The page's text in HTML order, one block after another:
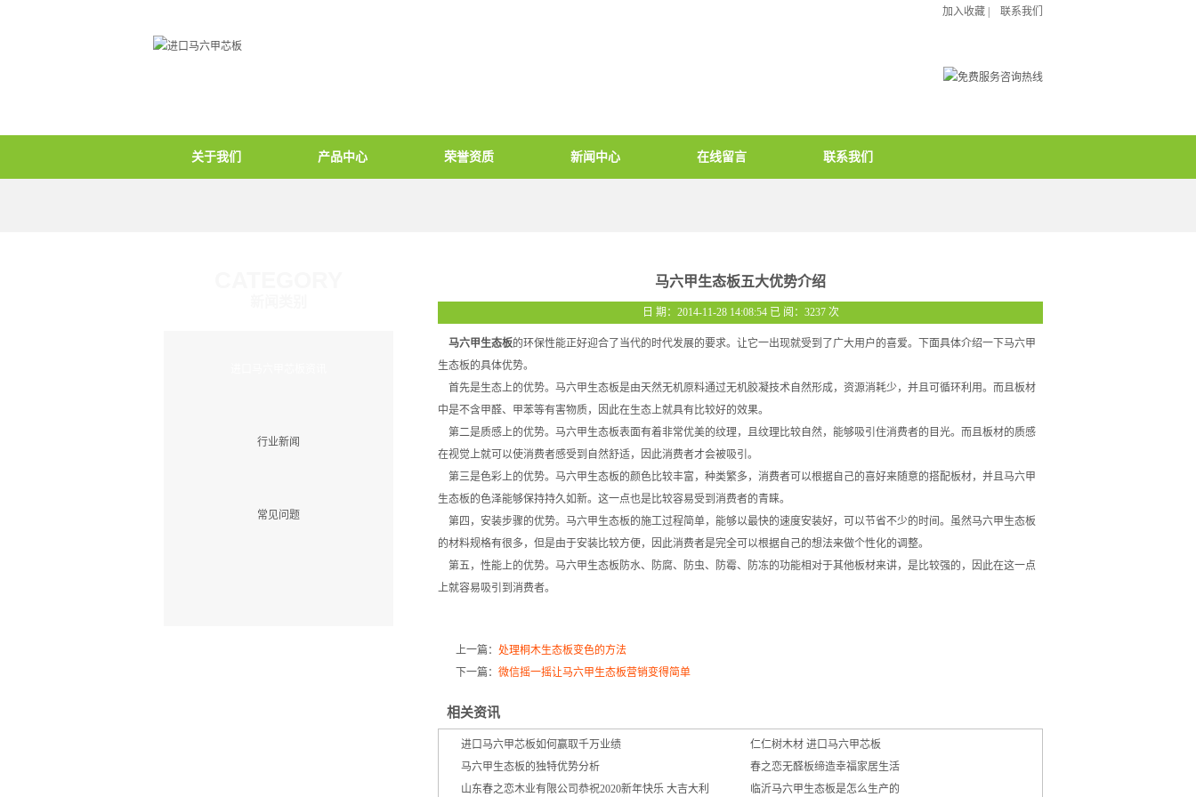
加入收藏 联系我们
关于我们 产品中心 荣誉资质 新闻中心 在线留言 联系我们
马六甲生态板五大优势介绍
日 期：2014-11-28 14:08:54 已 阅：3237 次
马六甲生态板的环保性能正好迎合了当代的时代发展的要求。让它一出现就受到了广大用户的喜爱。下面具体介绍一下马六甲
生态板的具体优势。
首先是生态上的优势。马六甲生态板是由天然无机原料通过无机胶凝技术自然形成，资源消耗少，并且可循环利用。而且板材
中是不含甲醛、甲苯等有害物质，因此在生态上就具有比较好的效果。
第二是质感上的优势。马六甲生态板表面有着非常优美的纹理，且纹理比较自然，能够吸引住消费者的目光。而且板材的质感
在视觉上就可以使消费者感受到自然舒适，因此消费者才会被吸引。
第三是色彩上的优势。 马六甲生态板的颜色比较丰富，种类繁多，消费者可以根据自己的喜好来随意的搭配板材，并且马六甲
生态板的色泽能够保持持久如新。这一点也是比较容易受到消费者的青睐。
第四，安装步骤的优势。马六甲生态板的施工过程简单，能够以最快的速度安装好，可以节省不少的时间。虽然马六甲生态板
的材料规格有很多，但是由于安装比较方便，因此消费者是完全可以根据自己的想法来做个性化的调整。
第五，性能上的优势。马六甲生态板防水、防腐、防虫、防霉、防冻的功能相对于其他板材来讲，是比较强的，因此在这一点
上就容易吸引到消费者。
上一篇： 处理桐木生态板变色的方法
下一篇： 微信摇一摇让马六甲生态板营销变得简单
相关资讯
进口马六甲芯板如何赢取千万业绩
仁仁树木材 进口马六甲芯板
马六甲生态板的独特优势分析
春之恋无醛板缔造幸福家居生活
山东春之恋木业有限公司恭祝2020新年快乐 大吉大利
临沂马六甲生态板是怎么生产的
行业新闻
常见问题